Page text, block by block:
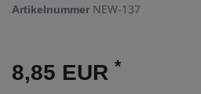
Artikelnummer NEW-137
8,85 EUR *